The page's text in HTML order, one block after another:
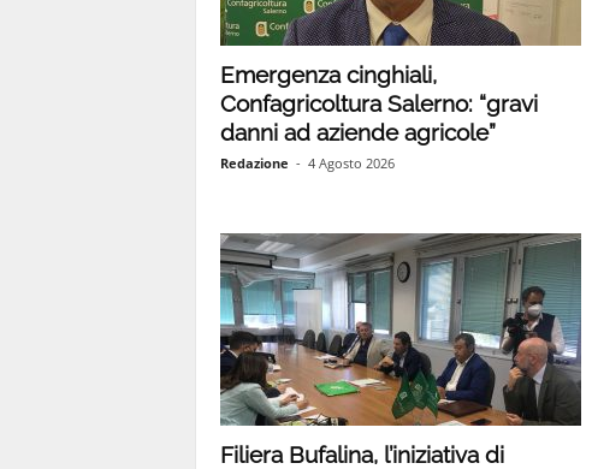
|
1
4
|
Emergenza cinghiali,
Confagricoltura Salerno: “gravi
danni ad aziende agricole”
Redazione - 4 Agosto 2026
Filiera Bufalina, l’iniziativa di